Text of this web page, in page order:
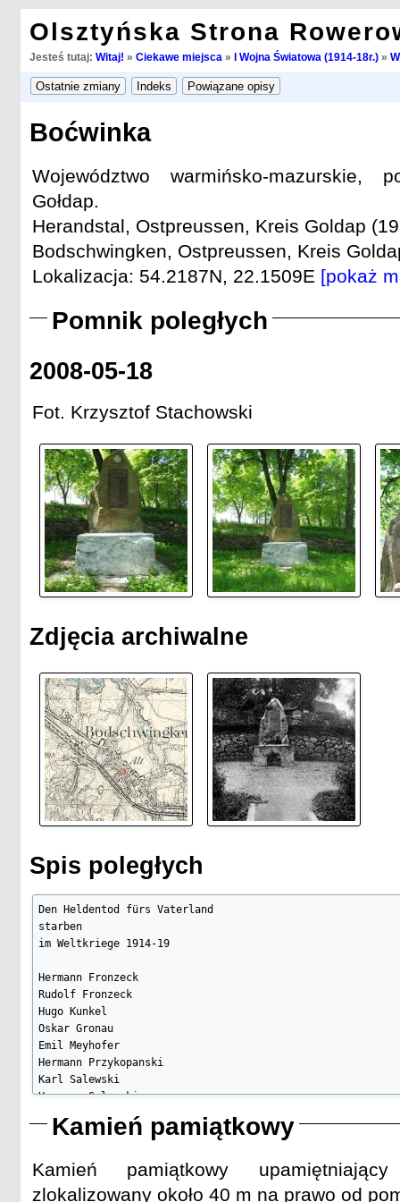
Olsztyńska Strona
Jesteś tutaj: Witaj! » Ciekawe miejsca » I Wojna Światowa (1914-18r.)»
Boćwinka
Województwo warmińsko-mazurskie,
Gołdap.
Herandstal, Ostpreussen, Kreis Goldap
Bodschwingken, Ostpreussen, Kreis
Lokalizacja: 54.2187N, 22.1509E [pokaż
Pomnik poległych
2008-05-18
Fot. Krzysztof Stachowski
Zdjęcia archiwalne
Spis poległych
Den Heldentod fürs Vaterland
starben
im Weltkriege 1914-19
Hermann Fronzeck
Rudolf Fronzeck
Hugo Kunkel
Oskar Gronau
Emil Meyhofer
Hermann Przykopanski
Karl Salewski
Hermann Salewski
Heinrich Moritz
Fritz Wensack
August Plettner
Karl Plikat
Kamień pamiątkowy
Kamień pamiątkowy
zlokalizowany około 40 m na prawo od